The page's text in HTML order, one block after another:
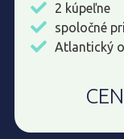
2 kúpeľne
spoločné
Atlantický